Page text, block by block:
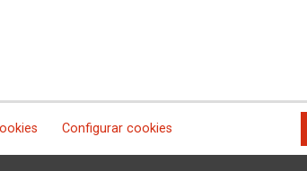
Configurar cookies
de 6.400 puestos de
año pero considera muy
de paro por lo que
empleo y atraer más